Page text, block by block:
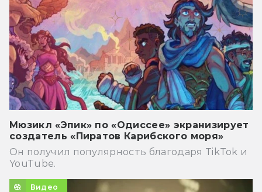
Мюзикл «Эпик» по «Одиссее» экранизирует
создатель «Пиратов Карибского моря»
Он получил популярность благодаря TikTok и
YouTube.
Видео